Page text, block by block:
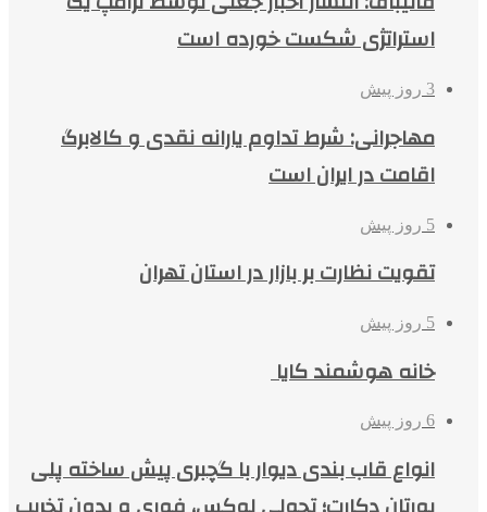
استراتژی شکست خورده است
3 روز پیش
مهاجرانی: شرط تداوم یارانه نقدی و کالابرگ
اقامت در ایران است
5 روز پیش
تقویت نظارت بر بازار در استان تهران
5 روز پیش
خانه هوشمند کایا
6 روز پیش
انواع قاب بندی دیوار با گچبری پیش ساخته پلی